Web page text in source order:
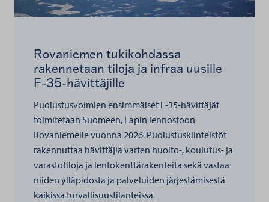
Rovaniemen tukikohdassa
rakennetaan tiloja ja infraa uusille
F-35-hävittäjille
Puolustusvoimien ensimmäiset F-35-hävittäjät
toimitetaan Suomeen, Lapin lennostoon
Rovaniemelle vuonna 2026. Puolustuskiinteistöt
rakennuttaa hävittäjiä varten huolto-, koulutus- ja
varastotiloja ja lentokenttärakenteita sekä vastaa
niiden ylläpidosta ja palveluiden järjestämisestä
kaikissa turvallisuustilanteissa.